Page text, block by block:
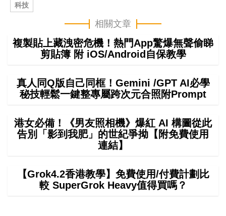
科技
相關文章
複製貼上藏洩密危機！熱門App驚爆無聲偷睇
剪貼簿 附 iOS/Android自保教學
真人同Q版自己同框！Gemini /GPT AI必學
秘技輕鬆一鍵整專屬跨次元合照附Prompt
港女必備！《男友照相機》爆紅 AI 構圖從此
告別「影到我肥」的世紀爭拗【附免費使用
連結】
【Grok4.2香港教學】免費使用/付費計劃比
較 SuperGrok Heavy值得買嗎？